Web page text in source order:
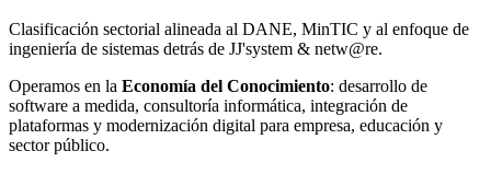
Clasificación sectorial alineada al DANE, MinTIC y al enfoque de
ingeniería de sistemas detrás de JJ'system & netw@re.
Operamos en la Economía del Conocimiento: desarrollo de
software a medida, consultoría informática, integración de
plataformas y modernización digital para empresa, educación y
sector público.